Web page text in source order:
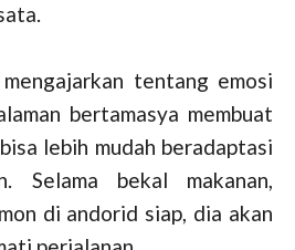
tentang emosi
bertamasya membuat
lebih mudah beradaptasi
Selama bekal makanan,
di andorid siap, dia akan